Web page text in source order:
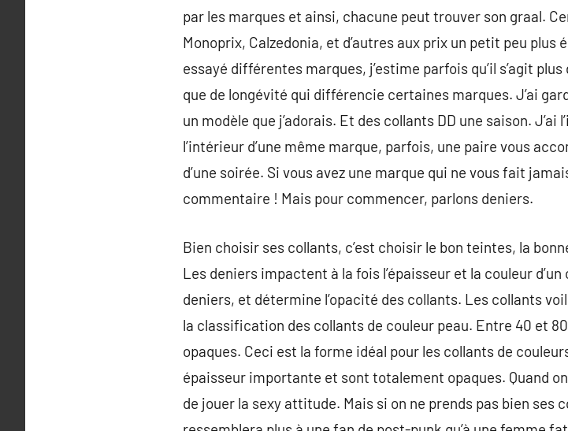
par les marques et ainsi, chacune peut trouver son graal.
Monoprix, Calzedonia, et d’autres aux prix un petit peu
essayé différentes marques, j’estime parfois qu’il s’agit
que de longévité qui différencie certaines marques. J’ai
un modèle que j’adorais. Et des collants DD une saison. J’ai
l’intérieur d’une même marque, parfois, une paire vous
d’une soirée. Si vous avez une marque qui ne vous fait
commentaire ! Mais pour commencer, parlons deniers.
Bien choisir ses collants, c’est choisir le bon teintes, la
Les deniers impactent à la fois l’épaisseur et la couleur
deniers, et détermine l’opacité des collants. Les collants
la classification des collants de couleur peau. Entre 40 et
opaques. Ceci est la forme idéal pour les collants de
épaisseur importante et sont totalement opaques. Quand
de jouer la sexy attitude. Mais si on ne prends pas bien ses